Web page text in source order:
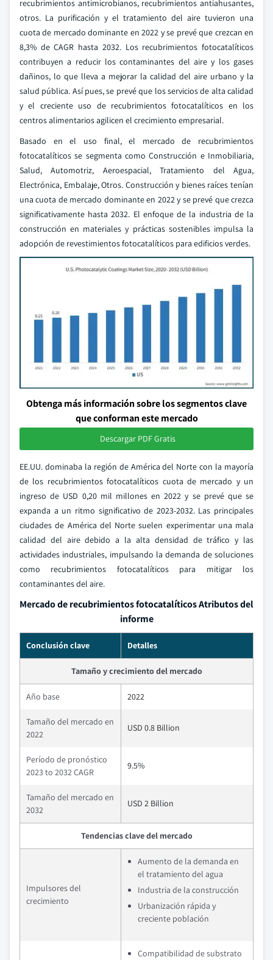
recubrimientos antimicrobianos, recubrimientos antiahusantes,
otros. La purificación y el tratamiento del aire tuvieron una
cuota de mercado dominante en 2022 y se prevé que crezcan en
8,3% de CAGR hasta 2032. Los recubrimientos fotocatalíticos
contribuyen a reducir los contaminantes del aire y los gases
dañinos, lo que lleva a mejorar la calidad del aire urbano y la
salud pública. Así pues, se prevé que los servicios de alta calidad
y el creciente uso de recubrimientos fotocatalíticos en los
centros alimentarios agilicen el crecimiento empresarial.
Basado en el uso final, el mercado de recubrimientos
fotocatalíticos se segmenta como Construcción e Inmobiliaria,
Salud, Automotriz, Aeroespacial, Tratamiento del Agua,
Electrónica, Embalaje, Otros. Construcción y bienes raíces tenían
una cuota de mercado dominante en 2022 y se prevé que crezca
significativamente hasta 2032. El enfoque de la industria de la
construcción en materiales y prácticas sostenibles impulsa la
adopción de revestimientos fotocatalíticos para edificios verdes.
Obtenga más información sobre los segmentos clave
que conforman este mercado
Descargar PDF Gratis
EE.UU. dominaba la región de América del Norte con la mayoría
de los recubrimientos fotocatalíticos cuota de mercado y un
ingreso de USD 0,20 mil millones en 2022 y se prevé que se
expanda a un ritmo significativo de 2023-2032. Las principales
ciudades de América del Norte suelen experimentar una mala
calidad del aire debido a la alta densidad de tráfico y las
actividades industriales, impulsando la demanda de soluciones
como recubrimientos fotocatalíticos para mitigar los
contaminantes del aire.
Mercado de recubrimientos fotocatalíticos Atributos del
informe
Conclusión clave Detalles
Tamaño y crecimiento del mercado
Año base 2022
Tamaño del mercado en
2022
USD 0.8 Billion
Período de pronóstico
2023 to 2032 CAGR
9.5%
Tamaño del mercado en
2032
USD 2 Billion
Tendencias clave del mercado
Impulsores del
crecimiento
Aumento de la demanda en
el tratamiento del agua
Industria de la construcción
Urbanización rápida y
creciente población
Compatibilidad de substrato